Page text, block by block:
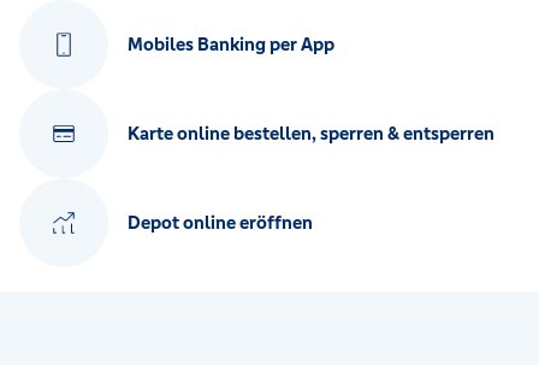
Mobiles Banking per App
Karte online bestellen, sperren & entsperren
Depot online eröffnen